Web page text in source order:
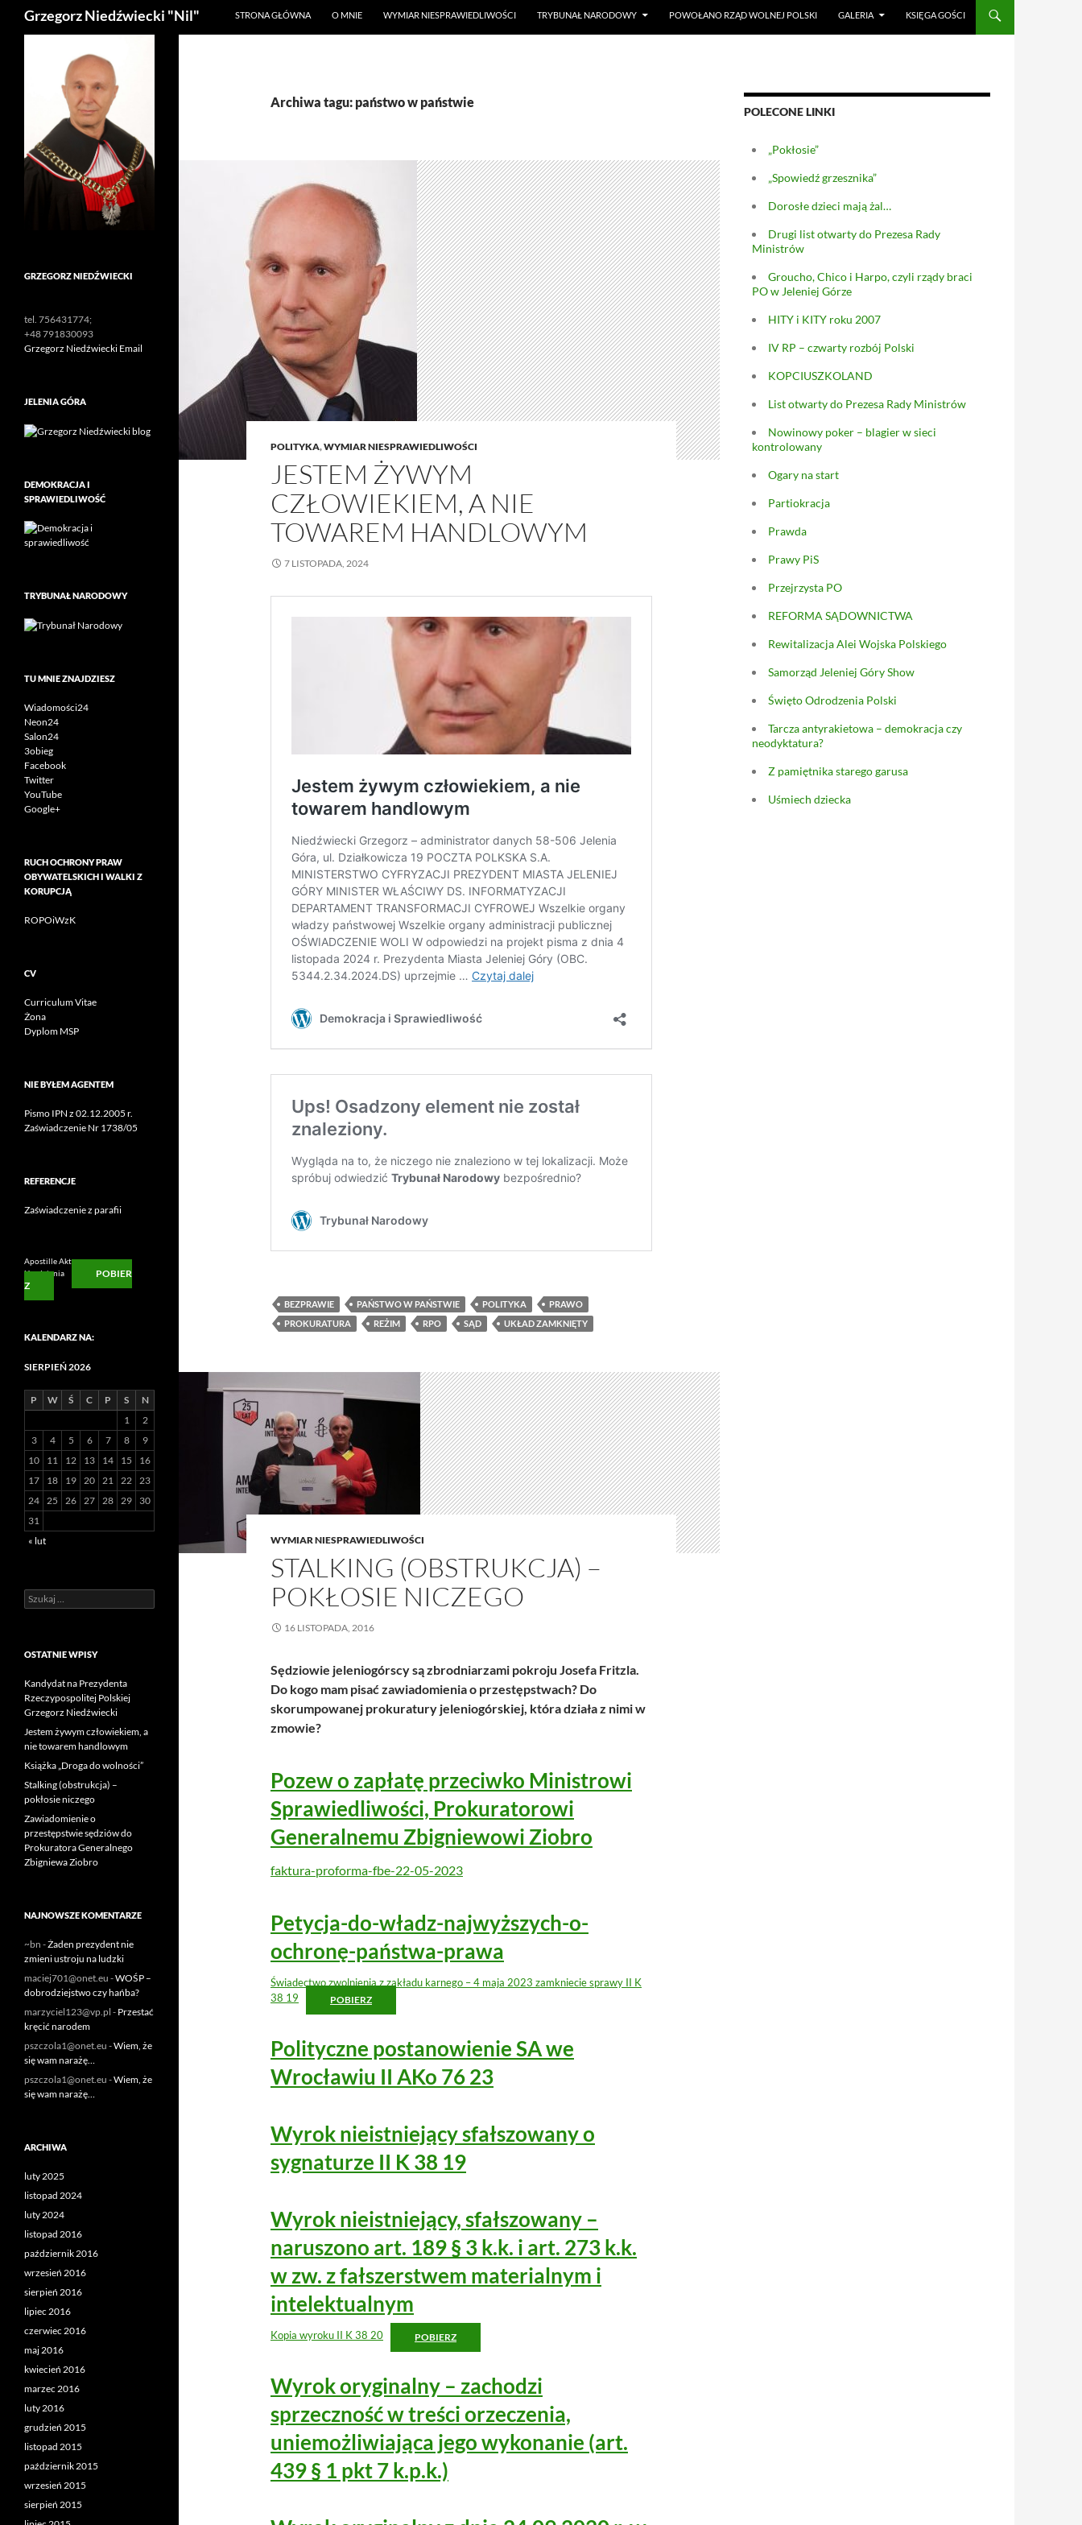
Grzegorz Niedźwiecki "Nil" STRONA GŁÓWNA O MNIE WYMIAR NIESPRAWIEDLIWOŚCI TRYBUNAŁ NARODOWY POWOŁANO RZĄD WOLNEJ POLSKI GALERIA KSIĘGA GOŚCI
Archiwa tagu: państwo w państwie
POLITYKA,WYMIAR NIESPRAWIEDLIWOŚCI
JESTEM ŻYWYM
CZŁOWIEKIEM, A NIE
TOWAREM HANDLOWYM
7 LISTOPADA, 2024
BEZPRAWIE PAŃSTWO W PAŃSTWIE POLITYKA
PRAWO
PROKURATURA
REŻIM RPO SĄD UKŁAD ZAMKNIĘTY
WYMIAR NIESPRAWIEDLIWOŚCI
STALKING (OBSTRUKCJA) –
POKŁOSIE NICZEGO
16 LISTOPADA, 2016
Sędziowie jeleniogórscy są zbrodniarzami pokroju Josefa Fritzla.
Do kogo mam pisać zawiadomienia o przestępstwach? Do
skorumpowanej prokuratury jeleniogórskiej, która działa z nimi w
zmowie?
Pozew o zapłatę przeciwko Ministrowi
Sprawiedliwości, Prokuratorowi
Generalnemu Zbigniewowi Ziobro
faktura-proforma-fbe-22-05-2023
Petycja-do-władz-najwyższych-o-
ochronę-państwa-prawa
Świadectwo zwolnienia z zakładu karnego – 4 maja 2023 zamkniecie sprawy II K
38 19
POBIERZ
Polityczne postanowienie SA we
Wrocławiu II AKo 76 23
Wyrok nieistniejący sfałszowany o
sygnaturze II K 38 19
Wyrok nieistniejący, sfałszowany –
naruszono art. 189 § 3 k.k. i art. 273 k.k.
w zw. z fałszerstwem materialnym i
intelektualnym
Kopia wyroku II K 38 20 POBIERZ
Wyrok oryginalny – zachodzi
sprzeczność w treści orzeczenia,
uniemożliwiająca jego wykonanie (art.
439 § 1 pkt 7 k.p.k.)
POLECONE LINKI
„Pokłosie”
„Spowiedź grzesznika”
Dorosłe dzieci mają żal…
Drugi list otwarty do Prezesa Rady
Ministrów
Groucho, Chico i Harpo, czyli rządy braci
PO w Jeleniej Górze
HITY i KITY roku 2007
IV RP – czwarty rozbój Polski
KOPCIUSZKOLAND
List otwarty do Prezesa Rady Ministrów
Nowinowy poker – blagier w sieci
kontrolowany
Ogary na start
Partiokracja
Prawda
Prawy PiS
Przejrzysta PO
REFORMA SĄDOWNICTWA
Rewitalizacja Alei Wojska Polskiego
Samorząd Jeleniej Góry Show
Święto Odrodzenia Polski
Tarcza antyrakietowa – demokracja czy
neodyktatura?
Z pamiętnika starego garusa
Uśmiech dziecka
GRZEGORZ NIEDŹWIECKI
tel. 756431774;
+48 791830093
Grzegorz Niedźwiecki Email
JELENIA GÓRA
DEMOKRACJA I
SPRAWIEDLIWOŚĆ
TRYBUNAŁ NARODOWY
TU MNIE ZNAJDZIESZ
Wiadomości24
Neon24
Salon24
3obieg
Facebook
Twitter
YouTube
Google+
RUCH OCHRONY PRAW
OBYWATELSKICH I WALKI Z
KORUPCJĄ
ROPOiWzK
CV
Curriculum Vitae
Żona
Dyplom MSP
NIE BYŁEM AGENTEM
Pismo IPN z 02.12.2005 r.
Zaświadczenie Nr 1738/05
REFERENCJE
Zaświadczenie z parafii
Apostille Aktu
Urodzienia
POBIER
Z
KALENDARZ NA:
SIERPIEŃ 2026
P W Ś C P S
N
1
2
3
4 5 6 7 8
9
10
11 12 13 14 15
16
17
18 19 20 21 22 23
24 25 26 27 28 29
30
31
« lut
Szukaj:
OSTATNIE WPISY
Kandydat na Prezydenta
Rzeczypospolitej Polskiej
Grzegorz Niedźwiecki
Jestem żywym człowiekiem, a
nie towarem handlowym
Książka „Droga do wolności”
Stalking (obstrukcja) –
pokłosie niczego
Zawiadomienie o
przestępstwie sędziów do
Prokuratora Generalnego
Zbigniewa Ziobro
NAJNOWSZE KOMENTARZE
~bn -Żaden prezydent nie
zmieni ustroju na ludzki
maciej701@onet.eu -WOŚP –
dobrodziejstwo czy hańba?
marzyciel123@vp.pl - Przestać
kręcić narodem
pszczola1@onet.eu -Wiem, że
się wam narażę…
pszczola1@onet.eu -Wiem, że
się wam narażę…
ARCHIWA
luty 2025
listopad 2024
luty 2024
listopad 2016
październik 2016
wrzesień 2016
sierpień 2016
lipiec 2016
czerwiec 2016
maj 2016
kwiecień 2016
marzec 2016
luty 2016
grudzień 2015
listopad 2015
październik 2015
wrzesień 2015
sierpień 2015